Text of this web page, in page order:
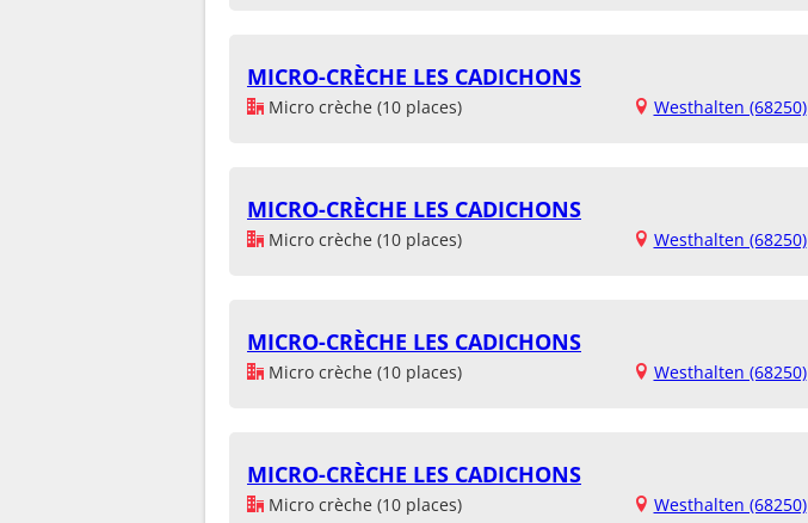
MICRO-CRÈCHE LES CADICHONS
Micro crèche (10 places) Westhalten (68250)
MICRO-CRÈCHE LES CADICHONS
Micro crèche (10 places) Westhalten (68250)
MICRO-CRÈCHE LES CADICHONS
Micro crèche (10 places) Westhalten (68250)
MICRO-CRÈCHE LES CADICHONS
Micro crèche (10 places) Westhalten (68250)